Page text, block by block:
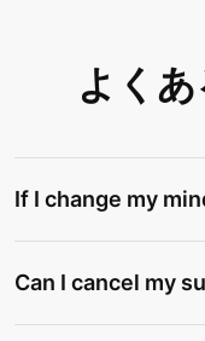
よく
If I change my
Can I cancel my